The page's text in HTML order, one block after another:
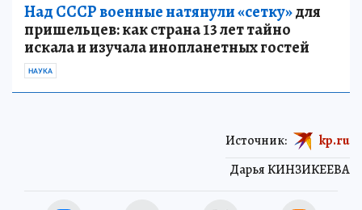
Над СССР военные натянули «сетку»для
пришельцев: как страна 13 лет тайно
искала и изучала инопланетных гостей
НАУКА
Дарья КИНЗИКЕЕВА
Источник: kp.ru